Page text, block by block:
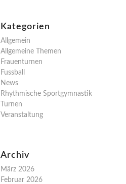
Kategorien
Allgemein
Allgemeine Themen
Frauenturnen
Fussball
News
Rhythmische Sportgymnastik
Turnen
Veranstaltung
Archiv
März 2026
Februar 2026